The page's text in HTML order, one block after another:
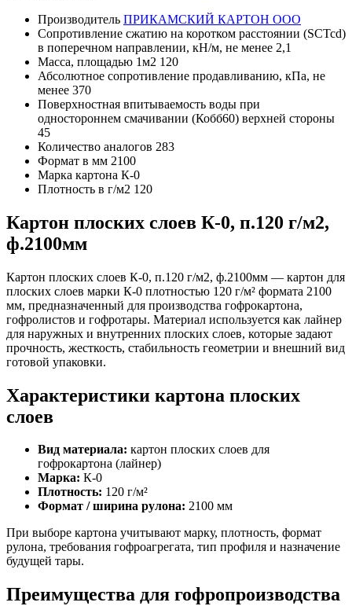
Производитель ПРИКАМСКИЙ КАРТОН ООО
Сопротивление сжатию на коротком расстоянии (SCTcd)
в поперечном направлении, кН/м, не менее 2,1
Масса, площадью 1м2 120
Абсолютное сопротивление продавливанию, кПа, не
менее 370
Поверхностная впитываемость воды при
одностороннем смачивании (Кобб60) верхней стороны
45
Количество аналогов 283
Формат в мм 2100
Марка картона К-0
Плотность в г/м2 120
Картон плоских слоев К-0, п.120 г/м2,
ф.2100мм
Картон плоских слоев К-0, п.120 г/м2, ф.2100мм — картон для
плоских слоев марки К-0 плотностью 120 г/м² формата 2100
мм, предназначенный для производства гофрокартона,
гофролистов и гофротары. Материал используется как лайнер
для наружных и внутренних плоских слоев, которые задают
прочность, жесткость, стабильность геометрии и внешний вид
готовой упаковки.
Характеристики картона плоских
слоев
Вид материала: картон плоских слоев для
гофрокартона (лайнер)
Марка: К-0
Плотность: 120 г/м²
Формат / ширина рулона: 2100 мм
При выборе картона учитывают марку, плотность, формат
рулона, требования гофроагрегата, тип профиля и назначение
будущей тары.
Преимущества для гофропроизводства